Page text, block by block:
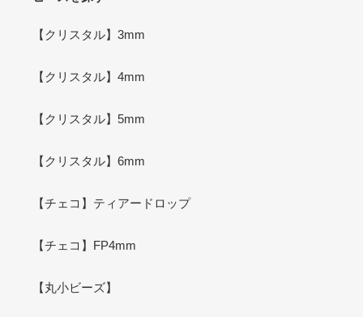
【クリスタル】3mm
【クリスタル】4mm
【クリスタル】5mm
【クリスタル】6mm
【チェコ】ティアードロップ
【チェコ】FP4mm
【丸小ビーズ】